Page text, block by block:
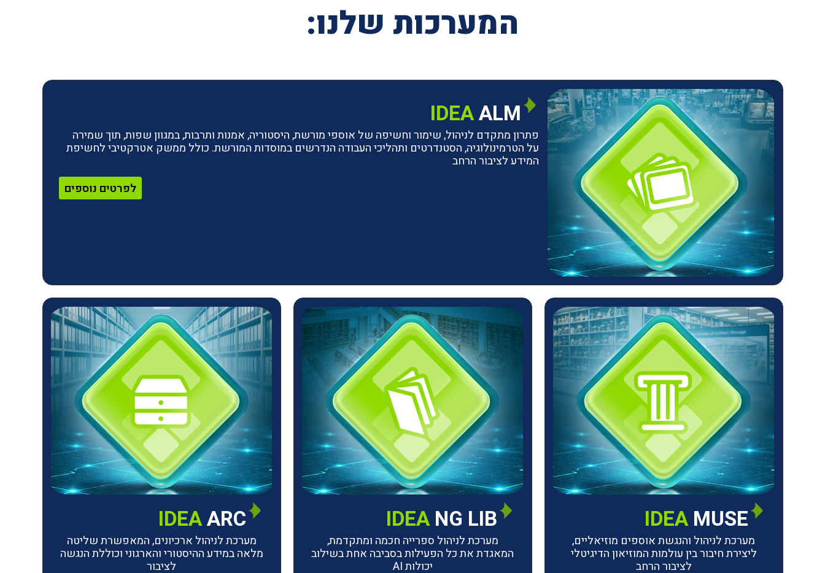
המערכות שלנו:
IDEAALM
פתרון מתקדם לניהול, שימור וחשיפה של אוספי מורשת, היסטוריה, אמנות ותרבות, במגוון שפות, תוך שמירה
על הטרמינולוגיה, הסטנדרטים ותהליכי העבודה הנדרשים במוסדות המורשת. כולל ממשק אטרקטיבי לחשיפת
המידע לציבור הרחב
לפרטים נוספים
IDEAMUSE
מערכת לניהול והנגשת אוספים מוזיאליים,
ליצירת חיבור בין עולמות המוזיאון הדיגיטלי
לציבור הרחב
IDEANG LIB
מערכת לניהול ספרייה חכמה ומתקדמת,
המאגדת את כל הפעילות בסביבה אחת בשילוב
יכולות AI
IDEAARC
מערכת לניהול ארכיונים, המאפשרת שליטה
מלאה במידע ההיסטורי והארגוני וכוללת הנגשה
לציבור